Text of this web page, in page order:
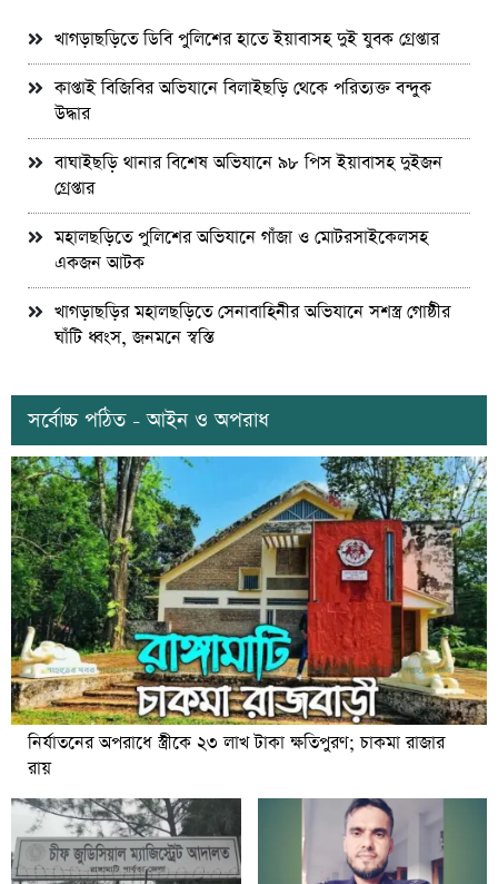
খাগড়াছড়িতে ডিবি পুলিশের হাতে ইয়াবাসহ দুই যুবক গ্রেপ্তার
কাপ্তাই বিজিবির অভিযানে বিলাইছড়ি থেকে পরিত্যক্ত বন্দুক
উদ্ধার
বাঘাইছড়ি থানার বিশেষ অভিযানে ৯৮ পিস ইয়াবাসহ দুইজন
গ্রেপ্তার
মহালছড়িতে পুলিশের অভিযানে গাঁজা ও মোটরসাইকেলসহ
একজন আটক
খাগড়াছড়ির মহালছড়িতে সেনাবাহিনীর অভিযানে সশস্ত্র গোষ্ঠীর
ঘাঁটি ধ্বংস, জনমনে স্বস্তি
সর্বোচ্চ পঠিত - আইন ও অপরাধ
নির্যাতনের অপরাধে স্ত্রীকে ২৩ লাখ টাকা ক্ষতিপুরণ; চাকমা রাজার
রায়